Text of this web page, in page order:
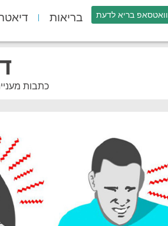
וואטסאפ בריא לדעת בריאות
כתבות